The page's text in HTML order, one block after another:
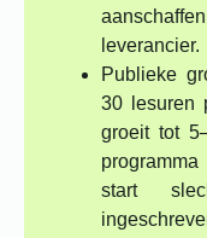
leverancier.
Publieke
30 lesuren
groeit tot
start